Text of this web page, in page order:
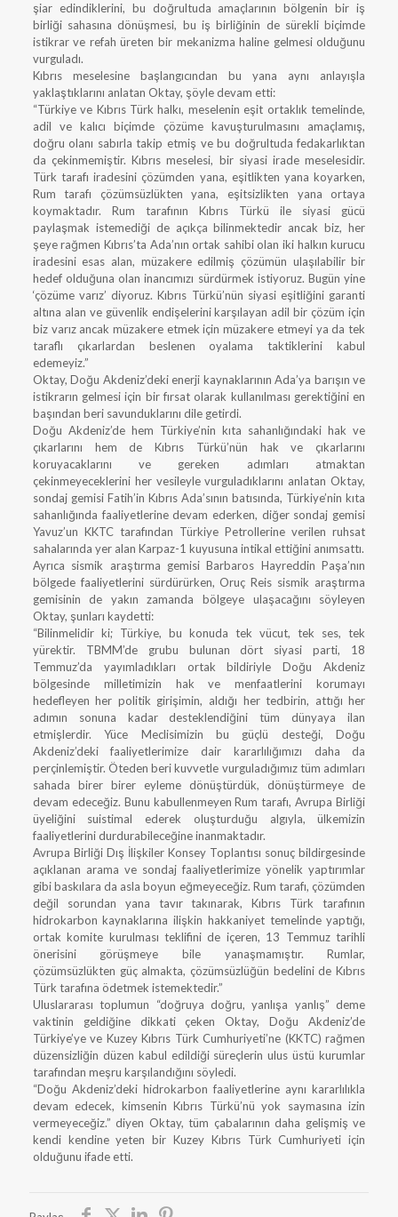
şiar edindiklerini, bu doğrultuda amaçlarının bölgenin bir iş
birliği sahasına dönüşmesi, bu iş birliğinin de sürekli biçimde
istikrar ve refah üreten bir mekanizma haline gelmesi olduğunu
vurguladı.
Kıbrıs meselesine başlangıcından bu yana aynı anlayışla
yaklaştıklarını anlatan Oktay, şöyle devam etti:
“Türkiye ve Kıbrıs Türk halkı, meselenin eşit ortaklık temelinde,
adil ve kalıcı biçimde çözüme kavuşturulmasını amaçlamış,
doğru olanı sabırla takip etmiş ve bu doğrultuda fedakarlıktan
da çekinmemiştir. Kıbrıs meselesi, bir siyasi irade meselesidir.
Türk tarafı iradesini çözümden yana, eşitlikten yana koyarken,
Rum tarafı çözümsüzlükten yana, eşitsizlikten yana ortaya
koymaktadır. Rum tarafının Kıbrıs Türkü ile siyasi gücü
paylaşmak istemediği de açıkça bilinmektedir ancak biz, her
şeye rağmen Kıbrıs’ta Ada’nın ortak sahibi olan iki halkın kurucu
iradesini esas alan, müzakere edilmiş çözümün ulaşılabilir bir
hedef olduğuna olan inancımızı sürdürmek istiyoruz. Bugün yine
‘çözüme varız’ diyoruz. Kıbrıs Türkü’nün siyasi eşitliğini garanti
altına alan ve güvenlik endişelerini karşılayan adil bir çözüm için
biz varız ancak müzakere etmek için müzakere etmeyi ya da tek
taraflı çıkarlardan beslenen oyalama taktiklerini kabul
edemeyiz.”
Oktay, Doğu Akdeniz’deki enerji kaynaklarının Ada’ya barışın ve
istikrarın gelmesi için bir fırsat olarak kullanılması gerektiğini en
başından beri savunduklarını dile getirdi.
Doğu Akdeniz’de hem Türkiye’nin kıta sahanlığındaki hak ve
çıkarlarını hem de Kıbrıs Türkü’nün hak ve çıkarlarını
koruyacaklarını ve gereken adımları atmaktan
çekinmeyeceklerini her vesileyle vurguladıklarını anlatan Oktay,
sondaj gemisi Fatih’in Kıbrıs Ada’sının batısında, Türkiye’nin kıta
sahanlığında faaliyetlerine devam ederken, diğer sondaj gemisi
Yavuz’un KKTC tarafından Türkiye Petrollerine verilen ruhsat
sahalarında yer alan Karpaz-1 kuyusuna intikal ettiğini anımsattı.
Ayrıca sismik araştırma gemisi Barbaros Hayreddin Paşa’nın
bölgede faaliyetlerini sürdürürken, Oruç Reis sismik araştırma
gemisinin de yakın zamanda bölgeye ulaşacağını söyleyen
Oktay, şunları kaydetti:
“Bilinmelidir ki; Türkiye, bu konuda tek vücut, tek ses, tek
yürektir. TBMM’de grubu bulunan dört siyasi parti, 18
Temmuz’da yayımladıkları ortak bildiriyle Doğu Akdeniz
bölgesinde milletimizin hak ve menfaatlerini korumayı
hedefleyen her politik girişimin, aldığı her tedbirin, attığı her
adımın sonuna kadar desteklendiğini tüm dünyaya ilan
etmişlerdir. Yüce Meclisimizin bu güçlü desteği, Doğu
Akdeniz’deki faaliyetlerimize dair kararlılığımızı daha da
perçinlemiştir. Öteden beri kuvvetle vurguladığımız tüm adımları
sahada birer birer eyleme dönüştürdük, dönüştürmeye de
devam edeceğiz. Bunu kabullenmeyen Rum tarafı, Avrupa Birliği
üyeliğini suistimal ederek oluşturduğu algıyla, ülkemizin
faaliyetlerini durdurabileceğine inanmaktadır.
Avrupa Birliği Dış İlişkiler Konsey Toplantısı sonuç bildirgesinde
açıklanan arama ve sondaj faaliyetlerimize yönelik yaptırımlar
gibi baskılara da asla boyun eğmeyeceğiz. Rum tarafı, çözümden
değil sorundan yana tavır takınarak, Kıbrıs Türk tarafının
hidrokarbon kaynaklarına ilişkin hakkaniyet temelinde yaptığı,
ortak komite kurulması teklifini de içeren, 13 Temmuz tarihli
önerisini görüşmeye bile yanaşmamıştır. Rumlar,
çözümsüzlükten güç almakta, çözümsüzlüğün bedelini de Kıbrıs
Türk tarafına ödetmek istemektedir.”
Uluslararası toplumun “doğruya doğru, yanlışa yanlış” deme
vaktinin geldiğine dikkati çeken Oktay, Doğu Akdeniz’de
Türkiye’ye ve Kuzey Kıbrıs Türk Cumhuriyeti’ne (KKTC) rağmen
düzensizliğin düzen kabul edildiği süreçlerin ulus üstü kurumlar
tarafından meşru karşılandığını söyledi.
“Doğu Akdeniz’deki hidrokarbon faaliyetlerine aynı kararlılıkla
devam edecek, kimsenin Kıbrıs Türkü’nü yok saymasına izin
vermeyeceğiz.” diyen Oktay, tüm çabalarının daha gelişmiş ve
kendi kendine yeten bir Kuzey Kıbrıs Türk Cumhuriyeti için
olduğunu ifade etti.